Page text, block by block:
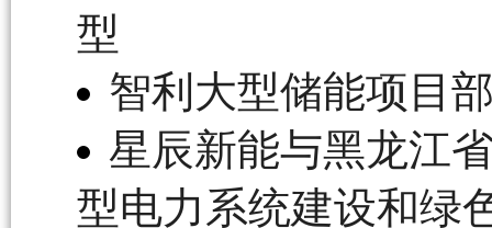
型
智利大型储能项目
星辰新能与黑龙江
型电力系统建设和绿